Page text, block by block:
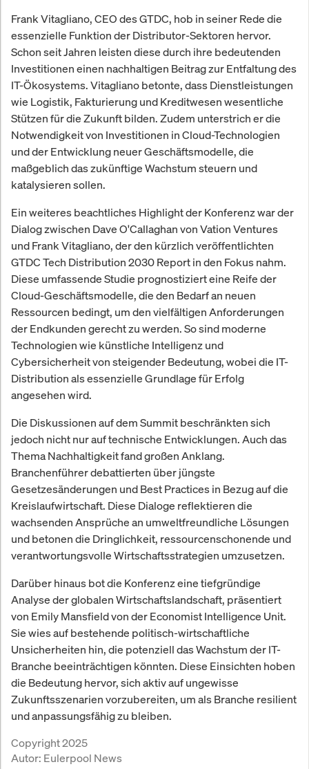
Frank Vitagliano, CEO des GTDC, hob in seiner Rede die
essenzielle Funktion der Distributor-Sektoren hervor.
Schon seit Jahren leisten diese durch ihre bedeutenden
Investitionen einen nachhaltigen Beitrag zur Entfaltung des
IT-Ökosystems. Vitagliano betonte, dass Dienstleistungen
wie Logistik, Fakturierung und Kreditwesen wesentliche
Stützen für die Zukunft bilden. Zudem unterstrich er die
Notwendigkeit von Investitionen in Cloud-Technologien
und der Entwicklung neuer Geschäftsmodelle, die
maßgeblich das zukünftige Wachstum steuern und
katalysieren sollen.
Ein weiteres beachtliches Highlight der Konferenz war der
Dialog zwischen Dave O'Callaghan von Vation Ventures
und Frank Vitagliano, der den kürzlich veröffentlichten
GTDC Tech Distribution 2030 Report in den Fokus nahm.
Diese umfassende Studie prognostiziert eine Reife der
Cloud-Geschäftsmodelle, die den Bedarf an neuen
Ressourcen bedingt, um den vielfältigen Anforderungen
der Endkunden gerecht zu werden. So sind moderne
Technologien wie künstliche Intelligenz und
Cybersicherheit von steigender Bedeutung, wobei die IT-
Distribution als essenzielle Grundlage für Erfolg
angesehen wird.
Die Diskussionen auf dem Summit beschränkten sich
jedoch nicht nur auf technische Entwicklungen. Auch das
Thema Nachhaltigkeit fand großen Anklang.
Branchenführer debattierten über jüngste
Gesetzesänderungen und Best Practices in Bezug auf die
Kreislaufwirtschaft. Diese Dialoge reflektieren die
wachsenden Ansprüche an umweltfreundliche Lösungen
und betonen die Dringlichkeit, ressourcenschonende und
verantwortungsvolle Wirtschaftsstrategien umzusetzen.
Darüber hinaus bot die Konferenz eine tiefgründige
Analyse der globalen Wirtschaftslandschaft, präsentiert
von Emily Mansfield von der Economist Intelligence Unit.
Sie wies auf bestehende politisch-wirtschaftliche
Unsicherheiten hin, die potenziell das Wachstum der IT-
Branche beeinträchtigen könnten. Diese Einsichten hoben
die Bedeutung hervor, sich aktiv auf ungewisse
Zukunftsszenarien vorzubereiten, um als Branche resilient
und anpassungsfähig zu bleiben.
Copyright 2025
Autor: Eulerpool News